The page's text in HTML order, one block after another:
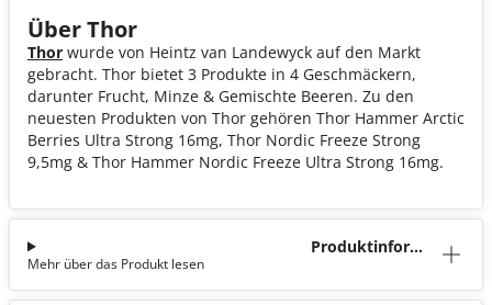
Über Thor
Thor wurde von Heintz van Landewyck auf den Markt
gebracht. Thor bietet 3 Produkte in 4 Geschmäckern,
darunter Frucht, Minze & Gemischte Beeren. Zu den
neuesten Produkten von Thor gehören Thor Hammer Arctic
Berries Ultra Strong 16mg, Thor Nordic Freeze Strong
9,5mg & Thor Hammer Nordic Freeze Ultra Strong 16mg.
Produktinforma
Mehr über das Produkt lesen